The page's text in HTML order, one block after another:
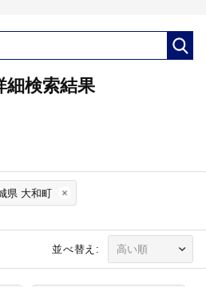
細検索結果
県 大和町
並べ替え: